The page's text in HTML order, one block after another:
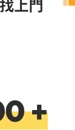
上門
+